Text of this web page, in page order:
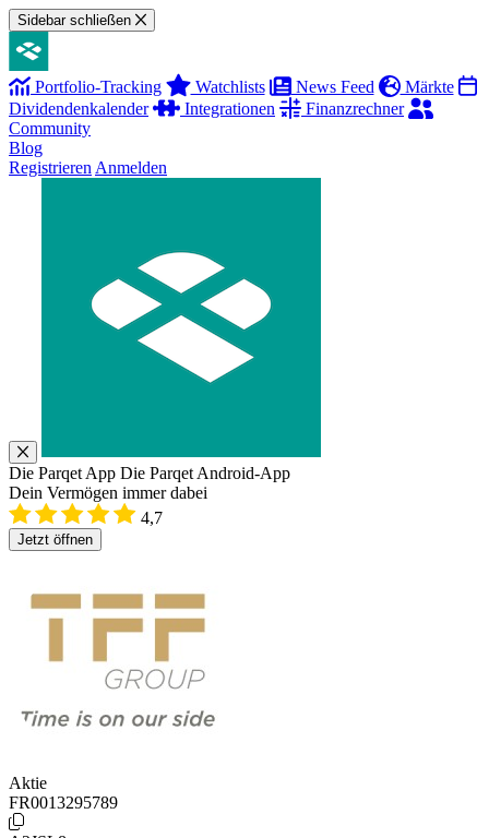
Sidebar schließen
Portfolio-Tracking Watchlists News Feed
Märkte
Dividendenkalender
Integrationen
Finanzrechner
Community
Blog
Registrieren Anmelden
Die Parqet App Die Parqet Android-App
Dein Vermögen immer dabei
4,7
Jetzt öffnen
Aktie
FR0013295789